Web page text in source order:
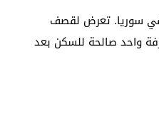
في سوريا. تعرض لقصف
واحد صالحة للسكن بعد